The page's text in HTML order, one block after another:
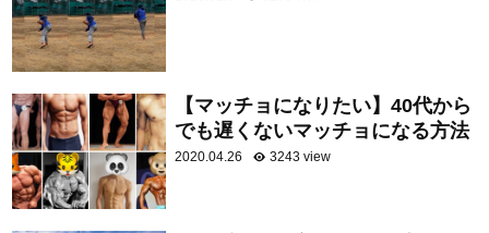
【マッチョになりたい】40代から
でも遅くないマッチョになる方法
2020.04.26 3243 view